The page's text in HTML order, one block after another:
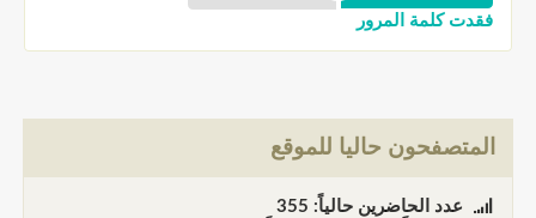
فقدت كلمة المرور
المتصفحون حاليا للموقع
عدد الحاضرين حالياً: 355